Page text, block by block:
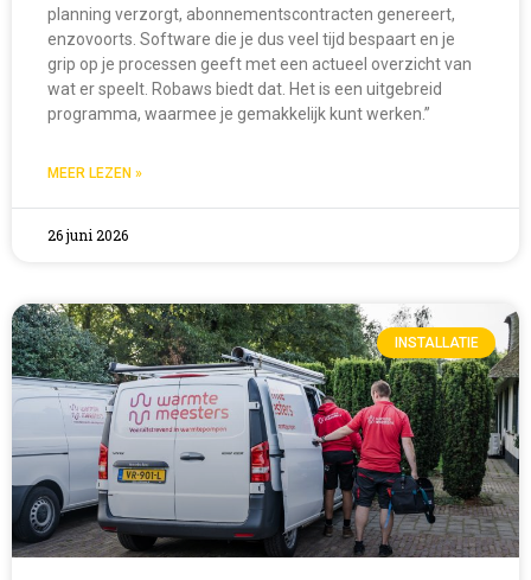
planning verzorgt, abonnementscontracten genereert,
enzovoorts. Software die je dus veel tijd bespaart en je
grip op je processen geeft met een actueel overzicht van
wat er speelt. Robaws biedt dat. Het is een uitgebreid
programma, waarmee je gemakkelijk kunt werken.”
MEER LEZEN »
26 juni 2026
INSTALLATIE